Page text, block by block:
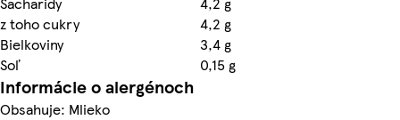
z toho cukry
4,2 g
Bielkoviny
3,4 g
Soľ
0,15 g
Informácie o alergénoch
Obsahuje: Mlieko